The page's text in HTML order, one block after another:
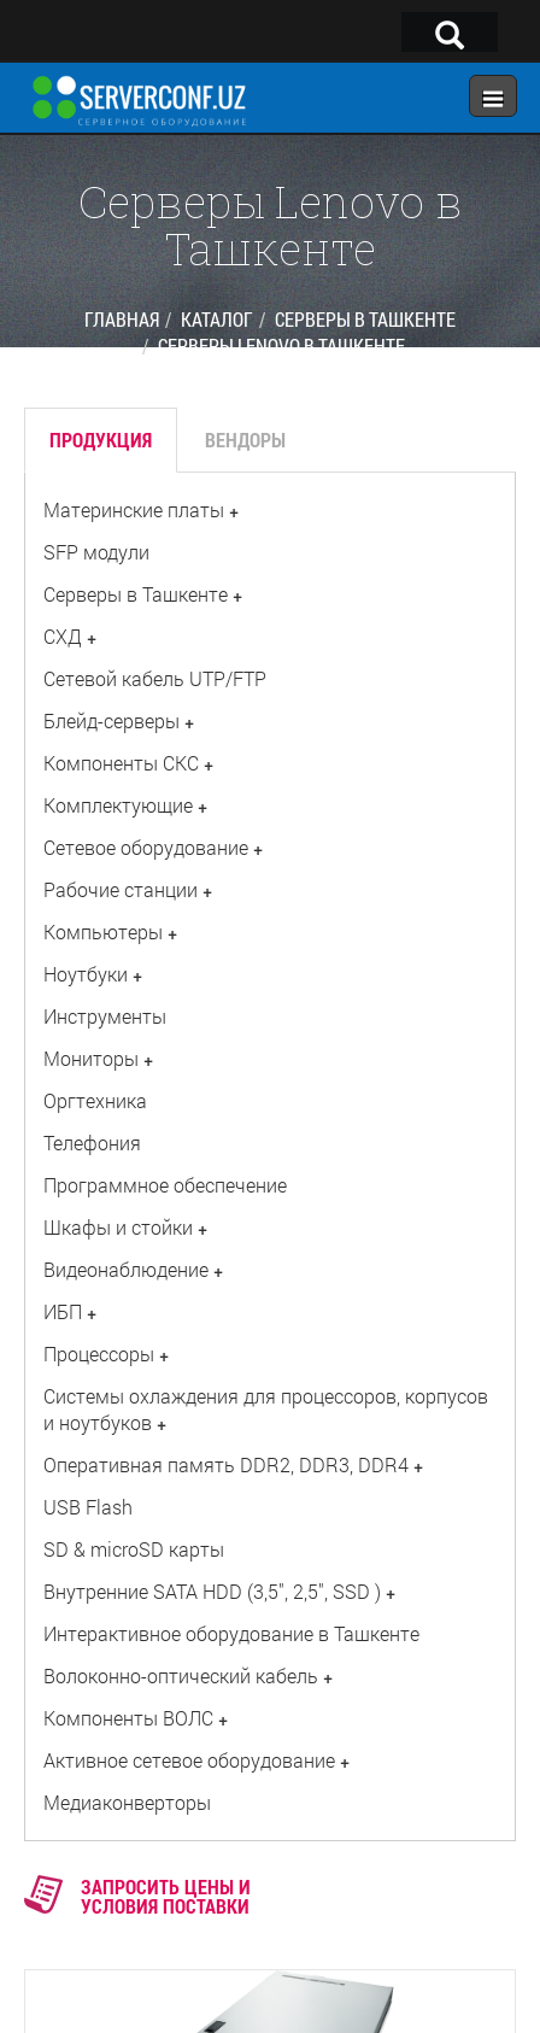
×
ГЛАВНАЯ
КОНФИГУРАТОР
КАТАЛОГ
УСЛУГИ
Telegram:@serverconf_uz
Тел: (90) 932-18-00
Серверы Lenovo в
Ташкенте
ГЛАВНАЯ КАТАЛОГ
СЕРВЕРЫ В ТАШКЕНТЕ
СЕРВЕРЫ LENOVO В ТАШКЕНТЕ
ПРОДУКЦИЯ ВЕНДОРЫ
Материнские платы +
SFP модули
Серверы в Ташкенте +
СХД +
Сетевой кабель UTP/FTP
Блейд-серверы +
Компоненты СКС +
Комплектующие +
Сетевое оборудование +
Рабочие станции +
Компьютеры +
Ноутбуки +
Инструменты
Мониторы +
Оргтехника
Телефония
Программное обеспечение
Шкафы и стойки +
Видеонаблюдение +
ИБП +
Процессоры +
Системы охлаждения для процессоров, корпусов
и ноутбуков +
Оперативная память DDR2, DDR3, DDR4 +
USB Flash
SD & microSD карты
Внутренние SATA HDD (3,5", 2,5", SSD ) +
Интерактивное оборудование в Ташкенте
Волоконно-оптический кабель +
Компоненты ВОЛС +
Активное сетевое оборудование +
Медиаконверторы
ЗАПРОСИТЬ ЦЕНЫ И
УСЛОВИЯ ПОСТАВКИ